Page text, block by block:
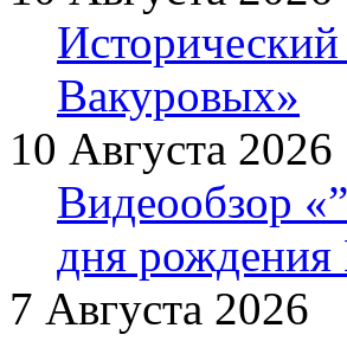
Вакуровых»
10 Августа 2026
Видеообзор
дня
7 Августа 2026